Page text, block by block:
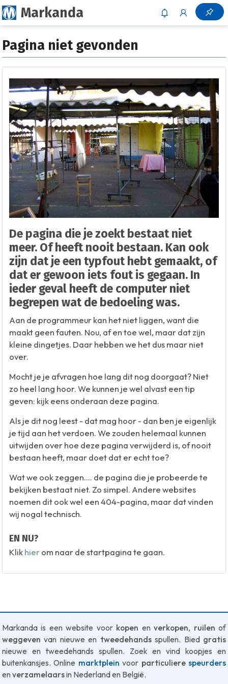
Markanda
Pagina niet gevonden
De pagina die je zoekt bestaat niet
meer. Of heeft nooit bestaan. Kan ook
zijn dat je een typfout hebt gemaakt, of
dat er gewoon iets fout is gegaan. In
ieder geval heeft de computer niet
begrepen wat de bedoeling was.
Aan de programmeur kan het niet liggen, want die
maakt geen fauten. Nou, af en toe wel, maar dat zijn
kleine dingetjes. Daar hebben we het dus maar niet
over.
Mocht je je afvragen hoe lang dit nog doorgaat? Niet
zo heel lang hoor. We kunnen je wel alvast een tip
geven: kijk eens onderaan deze pagina.
Als je dit nog leest - dat mag hoor - dan ben je eigenlijk
je tijd aan het verdoen. We zouden helemaal kunnen
uitwijden over hoe deze pagina verwijderd is, of nooit
bestaan heeft, maar doet dat er echt toe?
Wat we ook zeggen.... de pagina die je probeerde te
bekijken bestaat niet. Zo simpel. Andere websites
noemen dit ook wel een 404-pagina, maar dat vinden
wij nogal technisch.
EN NU?
Klik hier om naar de startpagina te gaan.
Markanda is een website voor kopen enverkopen, ruilen of
weggeven van nieuwe en tweedehandsspullen. Bied gratis
nieuwe en tweedehands spullen. Zoek en vind koopjes en
buitenkansjes. Online marktplein voor particulierespeurders
en verzamelaarsin Nederland en België.